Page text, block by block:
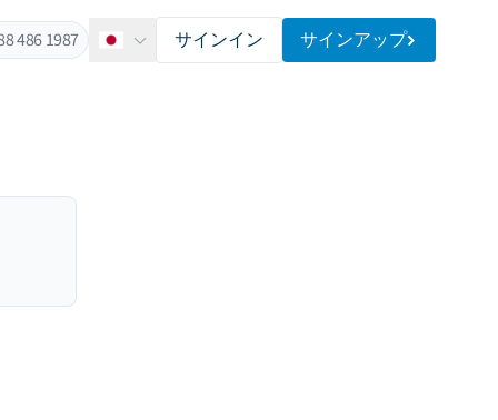
486 1987 日本語 サインイン サインアップ